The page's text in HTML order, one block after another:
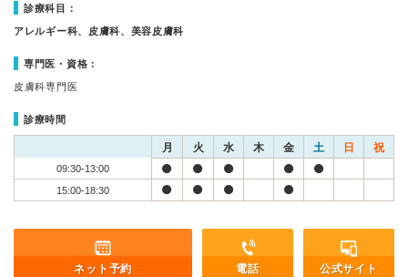
診療科目：
アレルギー科、皮膚科、美容皮膚科
専門医・資格：
皮膚科専門医
診療時間
月 火 水 木 金 土 日 祝
09:30-13:00
15:00-18:30
ネット予約 電話 公式サイト